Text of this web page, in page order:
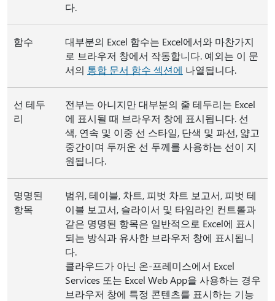
다.
함수
대부분의 Excel 함수는 Excel에서와 마찬가지
로 브라우저 창에서 작동합니다. 예외는 이 문
서의 통합 문서 함수 섹션에 나열됩니다.
선 테두
리
전부는 아니지만 대부분의 줄 테두리는 Excel
에 표시될 때 브라우저 창에 표시됩니다. 선
색, 연속 및 이중 선 스타일, 단색 및 파선, 얇고
중간이며 두꺼운 선 두께를 사용하는 선이 지
원됩니다.
명명된
항목
범위, 테이블, 차트, 피벗 차트 보고서, 피벗 테
이블 보고서, 슬라이서 및 타임라인 컨트롤과
같은 명명된 항목은 일반적으로 Excel에 표시
되는 방식과 유사한 브라우저 창에 표시됩니
다.
클라우드가 아닌 온-프레미스에서 Excel
Services 또는 Excel Web App을 사용하는 경우
브라우저 창에 특정 콘텐츠를 표시하는 기능